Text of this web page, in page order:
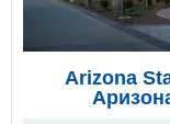
Arizona